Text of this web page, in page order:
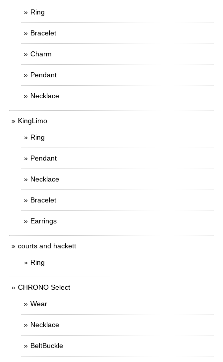
Ring
Bracelet
Charm
Pendant
Necklace
KingLimo
Ring
Pendant
Necklace
Bracelet
Earrings
courts and hackett
Ring
CHRONO Select
Wear
Necklace
BeltBuckle